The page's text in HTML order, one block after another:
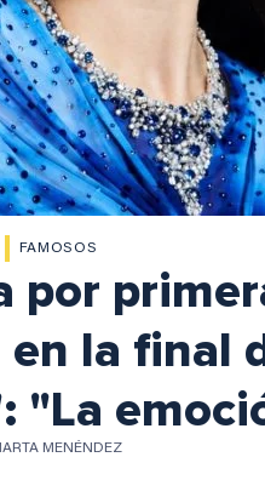
FAMOSOS
por
la final
"La
MENÉNDEZ